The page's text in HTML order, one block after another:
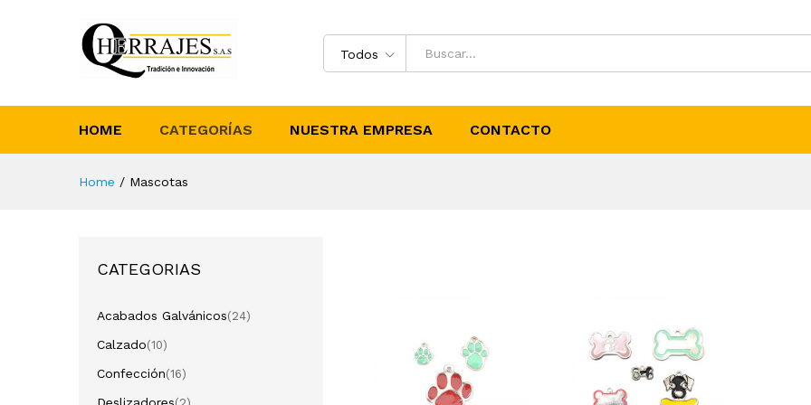
Todos
HOME CATEGORÍAS NUESTRA EMPRESA CONTACTO
Home / Mascotas
CATEGORIAS
Acabados Galvánicos(24)
Calzado(10)
Confección(16)